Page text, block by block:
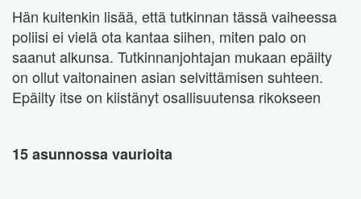
Hän kuitenkin lisää, että tutkinnan tässä vaiheessa
poliisi ei vielä ota kantaa siihen, miten palo on
saanut alkunsa. Tutkinnanjohtajan mukaan epäilty
on ollut vaitonainen asian selvittämisen suhteen.
Epäilty itse on kiistänyt osallisuutensa rikokseen
15 asunnossa vaurioita